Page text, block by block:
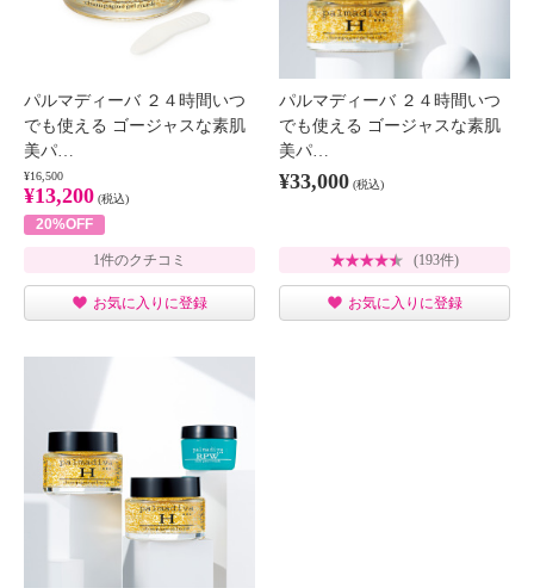
パルマディーバ ２４時間いつ
でも使える ゴージャスな素肌
美パ…
¥16,500
¥13,200 (税込)
20%OFF
1件のクチコミ
お気に入りに登録
パルマディーバ ２４時間いつ
でも使える ゴージャスな素肌
美パ…
¥33,000 (税込)
(193件)
お気に入りに登録